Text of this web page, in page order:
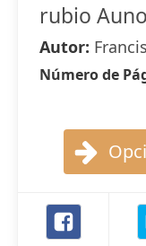
rubio
Autor:
Número de